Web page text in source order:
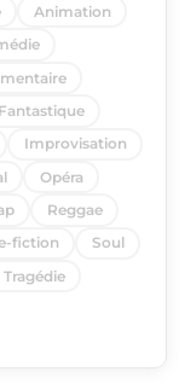
Animation
Fantastique
Improvisation
Opéra
Reggae
fiction
Soul
Tragédie